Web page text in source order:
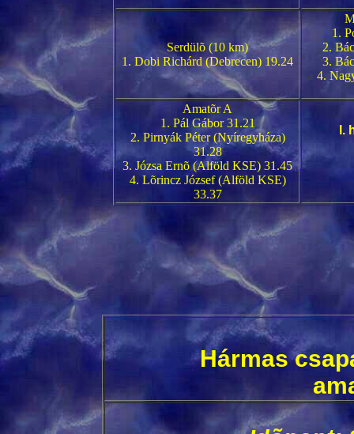
Serdülõ (10 km)
1. Dobi Richárd (Debrecen) 19.24
1.
2.
3.
4.
Amatõr A
1. Pál Gábor 31.21
2. Pirnyák Péter (Nyíregyháza)
31.28
3. Józsa Ernõ (Alföld KSE) 31.45
4. Lõrincz József (Alföld KSE)
33.37
I.
Hármas